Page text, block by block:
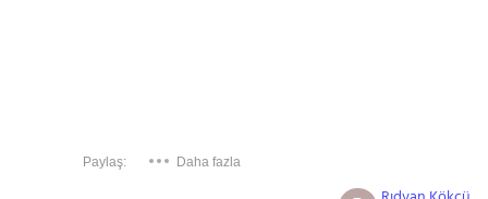
Paylaş: Daha fazla